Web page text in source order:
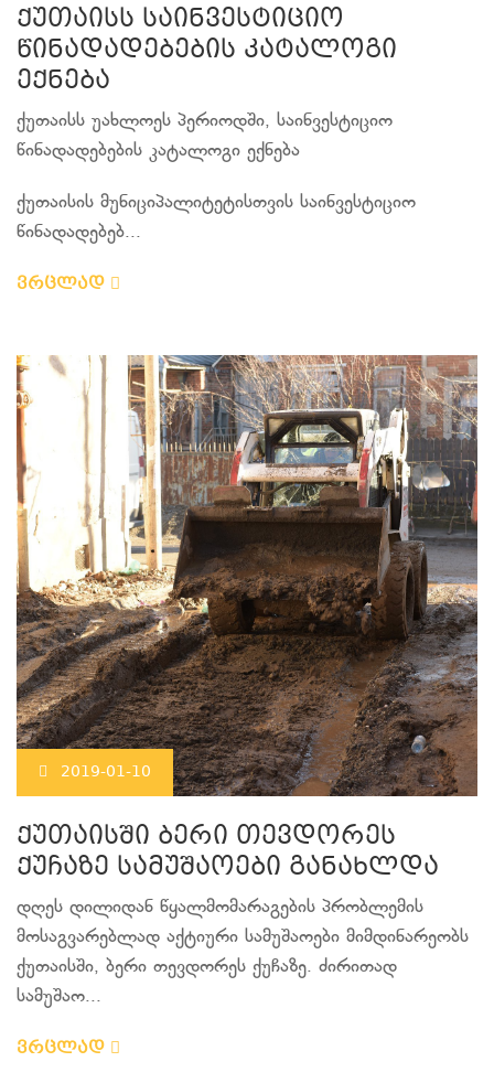
ქუთაისს საინვესტიციო
წინადადებების კატალოგი
ექნება
ქუთაისს უახლოეს პერიოდში, საინვესტიციო
წინადადებების კატალოგი ექნება
ქუთაისის მუნიციპალიტეტისთვის საინვესტიციო
წინადადებებ...
ვრცლად
2019-01-10
ქუთაისში ბერი თევდორეს
ქუჩაზე სამუშაოები განახლდა
დღეს დილიდან წყალმომარაგების პრობლემის
მოსაგვარებლად აქტიური სამუშაოები მიმდინარეობს
ქუთაისში, ბერი თევდორეს ქუჩაზე. ძირითად
სამუშაო...
ვრცლად